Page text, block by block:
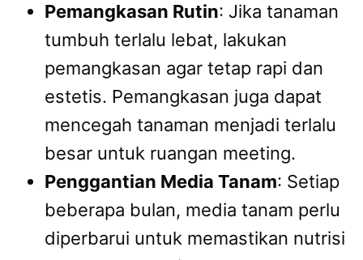
Pemangkasan Rutin: Jika tanaman
tumbuh terlalu lebat, lakukan
pemangkasan agar tetap rapi dan
estetis. Pemangkasan juga dapat
mencegah tanaman menjadi terlalu
besar untuk ruangan meeting.
Penggantian Media Tanam: Setiap
beberapa bulan, media tanam perlu
diperbarui untuk memastikan nutrisi